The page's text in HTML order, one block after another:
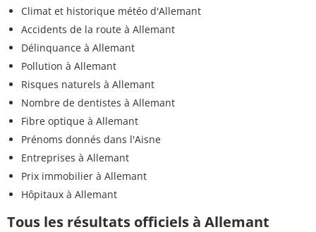
Climat et historique météo d'Allemant
Accidents de la route à Allemant
Délinquance à Allemant
Pollution à Allemant
Risques naturels à Allemant
Nombre de dentistes à Allemant
Fibre optique à Allemant
Prénoms donnés dans l'Aisne
Entreprises à Allemant
Prix immobilier à Allemant
Hôpitaux à Allemant
Tous les résultats officiels à Allemant